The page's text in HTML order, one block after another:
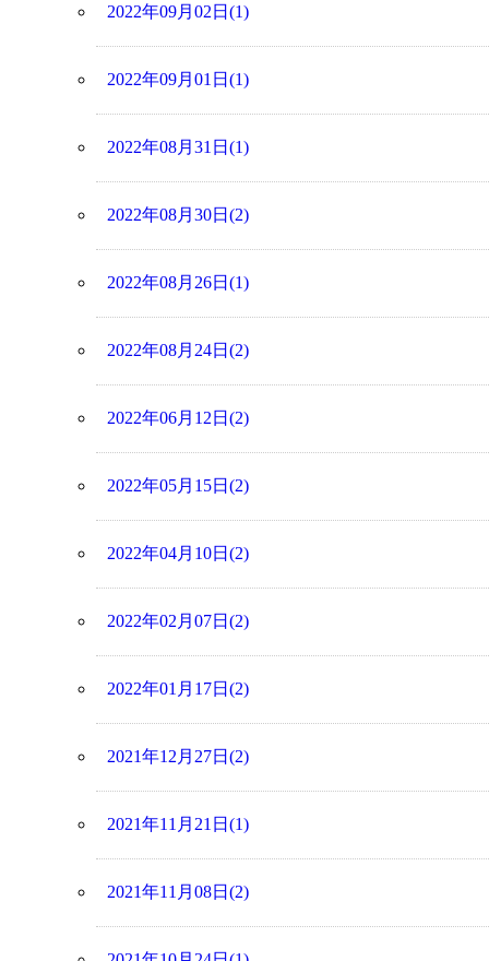
2022年09月02日(1)
2022年09月01日(1)
2022年08月31日(1)
2022年08月30日(2)
2022年08月26日(1)
2022年08月24日(2)
2022年06月12日(2)
2022年05月15日(2)
2022年04月10日(2)
2022年02月07日(2)
2022年01月17日(2)
2021年12月27日(2)
2021年11月21日(1)
2021年11月08日(2)